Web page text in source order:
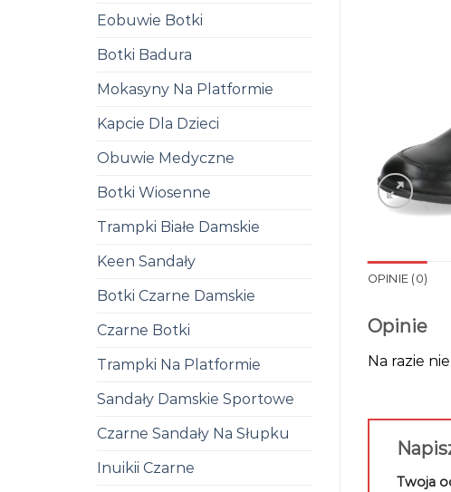
Eobuwie Botki
Botki Badura
Mokasyny Na Platformie
Kapcie Dla Dzieci
Obuwie Medyczne
Botki Wiosenne
Trampki Białe Damskie
Keen Sandały
Botki Czarne Damskie
Czarne Botki
Trampki Na Platformie
Sandały Damskie Sportowe
Czarne Sandały Na Słupku
Inuikii Czarne
OPINIE (0)
Opinie
Na razie
Twoja